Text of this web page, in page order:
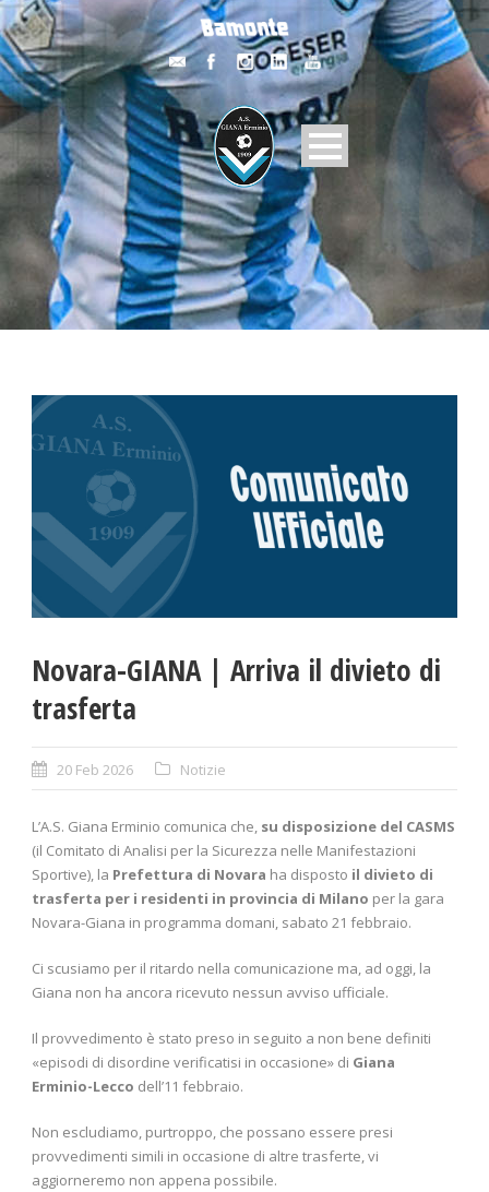
Novara-GIANA | Arriva il divieto di
trasferta
20 Feb 2026 Notizie
L’A.S. Giana Erminio comunica che, su disposizione del CASMS
(il Comitato di Analisi per la Sicurezza nelle Manifestazioni
Sportive), la Prefettura di Novara ha disposto il divieto di
trasferta per i residenti in provincia di Milano per la gara
Novara-Giana in programma domani, sabato 21 febbraio.
Ci scusiamo per il ritardo nella comunicazione ma, ad oggi, la
Giana non ha ancora ricevuto nessun avviso ufficiale.
Il provvedimento è stato preso in seguito a non bene definiti
«episodi di disordine verificatisi in occasione» di Giana
Erminio-Lecco dell’11 febbraio.
Non escludiamo, purtroppo, che possano essere presi
provvedimenti simili in occasione di altre trasferte, vi
aggiorneremo non appena possibile.